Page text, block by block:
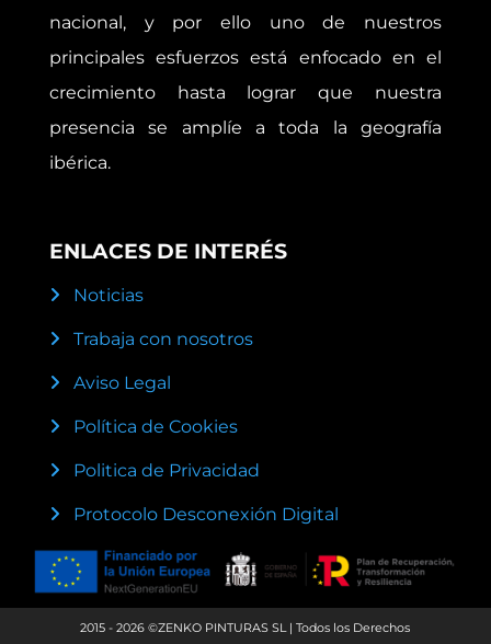
nacional, y por ello uno de nuestros
principales esfuerzos está enfocado en el
crecimiento hasta lograr que nuestra
presencia se amplíe a toda la geografía
ibérica.
ENLACES DE INTERÉS
Noticias
Trabaja con nosotros
Aviso Legal
Política de Cookies
Politica de Privacidad
Protocolo Desconexión Digital
2015 - 2026 ©ZENKO PINTURAS SL | Todos los Derechos